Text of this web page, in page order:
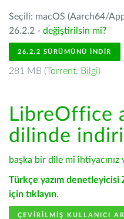
Seçili: macOS (Aarch64/
26.2.2 - değiştirilsin mi?
26.2.2 SÜRÜMÜNÜ İNDIR
281 MB (Torrent, Bilgi)
LibreOffice
dilinde
başka bir dile mi ihtiyacınız
Türkçe yazım
için tıklayın.
ÇEVIRILMIŞ KULLANICI